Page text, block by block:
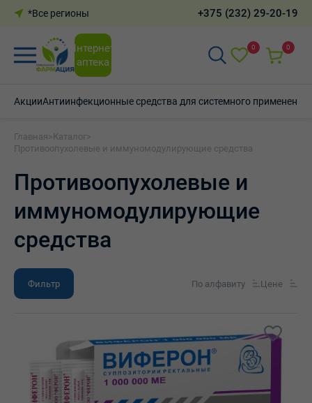
*Все регионы +375 (232) 29-20-19
Интернет-
аптека
0 0
АкцииАнтиинфекционные средства для системного применения
Главная >Каталог>
Противоопухолевые и иммуномодулирующие средства
Противоопухолевые и
иммуномодулирующие
средства
Фильтр По алфавиту Цене